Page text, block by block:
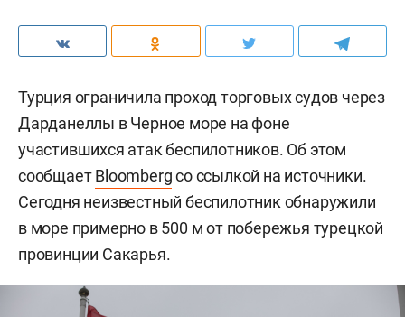
Турция ограничила проход торговых судов через
Дарданеллы в Черное море на фоне
участившихся атак беспилотников. Об этом
сообщаетBloombergсо ссылкой на источники.
Сегодня неизвестный беспилотник обнаружили
в море примерно в 500 м от побережья турецкой
провинции Сакарья.